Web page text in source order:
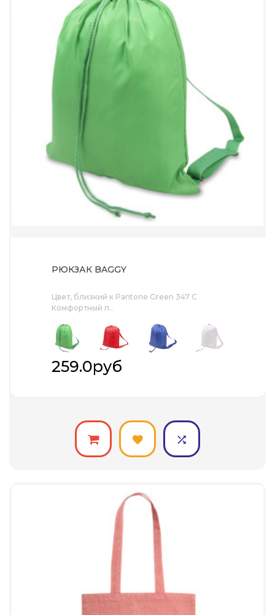
РЮКЗАК BAGGY
Цвет, близкий к Pantone Green 347 C
Комфортный п..
259.0руб